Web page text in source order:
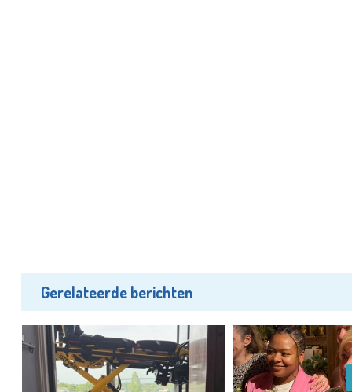
Gerelateerde berichten